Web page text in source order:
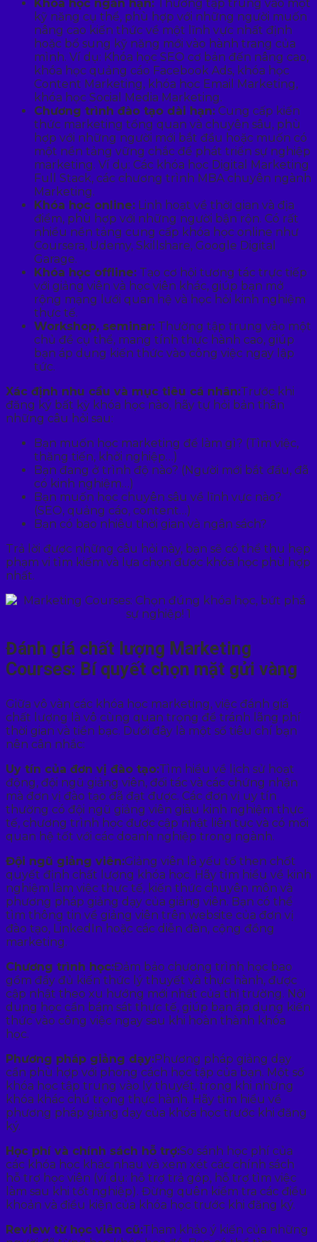
Khóa học ngắn hạn: Thường tập trung vào một
kỹ năng cụ thể, phù hợp với những người muốn
nâng cao kiến thức về một lĩnh vực nhất định
hoặc bổ sung kỹ năng mới vào hành trang của
mình. Ví dụ: Khóa học SEO cơ bản đến nâng cao,
khóa học quảng cáo Facebook Ads, khóa học
Content Marketing, khóa học Email Marketing,
khóa học Social Media Marketing.
Chương trình đào tạo dài hạn: Cung cấp kiến
thức marketing tổng quan và chuyên sâu, phù
hợp với những người mới bắt đầu hoặc muốn có
một nền tảng vững chắc để phát triển sự nghiệp
marketing. Ví dụ: Các khóa học Digital Marketing
Full Stack, các chương trình MBA chuyên ngành
Marketing.
Khóa học online: Linh hoạt về thời gian và địa
điểm, phù hợp với những người bận rộn. Có rất
nhiều nền tảng cung cấp khóa học online như
Coursera, Udemy, Skillshare, Google Digital
Garage.
Khóa học offline: Tạo cơ hội tương tác trực tiếp
với giảng viên và học viên khác, giúp bạn mở
rộng mạng lưới quan hệ và học hỏi kinh nghiệm
thực tế.
Workshop, seminar: Thường tập trung vào một
chủ đề cụ thể, mang tính thực hành cao, giúp
bạn áp dụng kiến thức vào công việc ngay lập
tức.
Xác định nhu cầu và mục tiêu cá nhân:Trước khi
đăng ký bất kỳ khóa học nào, hãy tự hỏi bản thân
những câu hỏi sau:
Bạn muốn học marketing để làm gì? (Tìm việc,
thăng tiến, khởi nghiệp…)
Bạn đang ở trình độ nào? (Người mới bắt đầu, đã
có kinh nghiệm…)
Bạn muốn học chuyên sâu về lĩnh vực nào?
(SEO, quảng cáo, content…)
Bạn có bao nhiêu thời gian và ngân sách?
Trả lời được những câu hỏi này, bạn sẽ có thể thu hẹp
phạm vi tìm kiếm và lựa chọn được khóa học phù hợp
nhất.
Đánh giá chất lượng Marketing
Courses: Bí quyết chọn mặt gửi vàng
Giữa vô vàn các khóa học marketing, việc đánh giá
chất lượng là vô cùng quan trọng để tránh lãng phí
thời gian và tiền bạc. Dưới đây là một số tiêu chí bạn
nên cân nhắc:
Uy tín của đơn vị đào tạo:Tìm hiểu về lịch sử hoạt
động, đội ngũ giảng viên, đối tác và các chứng nhận
mà đơn vị đào tạo đã đạt được. Các đơn vị uy tín
thường có đội ngũ giảng viên giàu kinh nghiệm thực
tế, chương trình học được cập nhật liên tục và có mối
quan hệ tốt với các doanh nghiệp trong ngành.
Đội ngũ giảng viên:Giảng viên là yếu tố then chốt
quyết định chất lượng khóa học. Hãy tìm hiểu về kinh
nghiệm làm việc thực tế, kiến thức chuyên môn và
phương pháp giảng dạy của giảng viên. Bạn có thể
tìm thông tin về giảng viên trên website của đơn vị
đào tạo, LinkedIn hoặc các diễn đàn, cộng đồng
marketing.
Chương trình học:Đảm bảo chương trình học bao
gồm đầy đủ kiến thức lý thuyết và thực hành, được
cập nhật theo xu hướng mới nhất của thị trường. Nội
dung học cần bám sát thực tế, giúp bạn áp dụng kiến
thức vào công việc ngay sau khi hoàn thành khóa
học.
Phương pháp giảng dạy:Phương pháp giảng dạy
cần phù hợp với phong cách học tập của bạn. Một số
khóa học tập trung vào lý thuyết, trong khi những
khóa khác chú trọng thực hành. Hãy tìm hiểu về
phương pháp giảng dạy của khóa học trước khi đăng
ký.
Học phí và chính sách hỗ trợ:So sánh học phí của
các khóa học khác nhau và xem xét các chính sách
hỗ trợ học viên (ví dụ: hỗ trợ trả góp, hỗ trợ tìm việc
làm sau khi tốt nghiệp). Đừng quên kiểm tra các điều
khoản và điều kiện của khóa học trước khi đăng ký.
Review từ học viên cũ:Tham khảo ý kiến của những